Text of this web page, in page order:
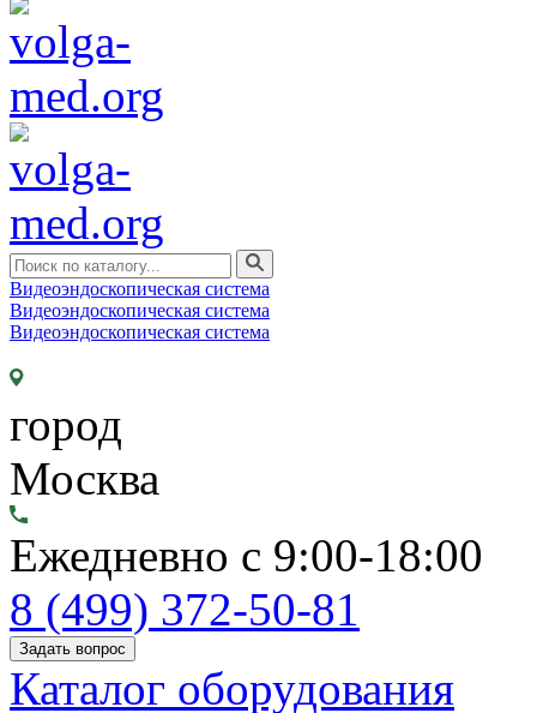
Видеоэндоскопическая система
Видеоэндоскопическая система
Видеоэндоскопическая система
город
Москва
Ежедневно с 9:00-18:00
8 (499) 372-50-81
Задать вопрос
Каталог оборудования